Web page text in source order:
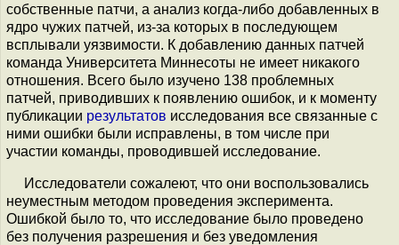
собственные патчи, а анализ когда-либо добавленных в
ядро чужих патчей, из-за которых в последующем
всплывали уязвимости. К добавлению данных патчей
команда Университета Миннесоты не имеет никакого
отношения. Всего было изучено 138 проблемных
патчей, приводивших к появлению ошибок, и к моменту
публикации результатов исследования все связанные с
ними ошибки были исправлены, в том числе при
участии команды, проводившей исследование.
Исследователи сожалеют, что они воспользовались
неуместным методом проведения эксперимента.
Ошибкой было то, что исследование было проведено
без получения разрешения и без уведомления